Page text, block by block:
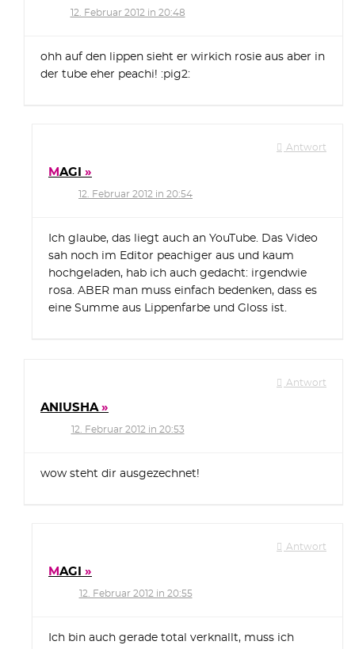
12. Februar 2012 in 20:48
ohh auf den lippen sieht er wirkich rosie aus aber in
der tube eher peachi! :pig2:
Antwort
MAGI
12. Februar 2012 in 20:54
Ich glaube, das liegt auch an YouTube. Das Video
sah noch im Editor peachiger aus und kaum
hochgeladen, hab ich auch gedacht: irgendwie
rosa. ABER man muss einfach bedenken, dass es
eine Summe aus Lippenfarbe und Gloss ist.
Antwort
ANIUSHA
12. Februar 2012 in 20:53
wow steht dir ausgezechnet!
Antwort
MAGI
12. Februar 2012 in 20:55
Ich bin auch gerade total verknallt, muss ich